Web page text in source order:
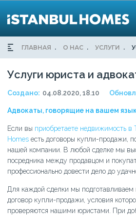
ГЛАВНАЯ О НАС УСЛУГИ
Услуги юриста и
Создано: 04.08.2020, 18.10
Адвокаты, говорящие на вашем
Если вы приобретаете недвижимость в
Homes есть договоры купли-продажи,
нашей компании. В любой сделке мы
посредника между продавцом и
профессионально довести дело до
Для каждой сделки мы подготавливаем
договор купли-продажи, условия
проверяются нашими юристами. При